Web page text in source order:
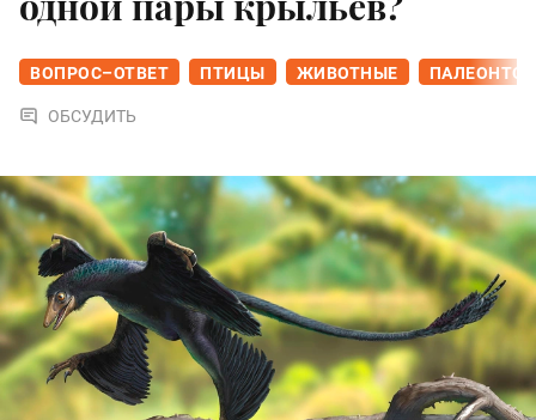
ВОПРОС–ОТВЕТ ПТИЦЫ ЖИВОТНЫЕ
ОБСУДИТЬ